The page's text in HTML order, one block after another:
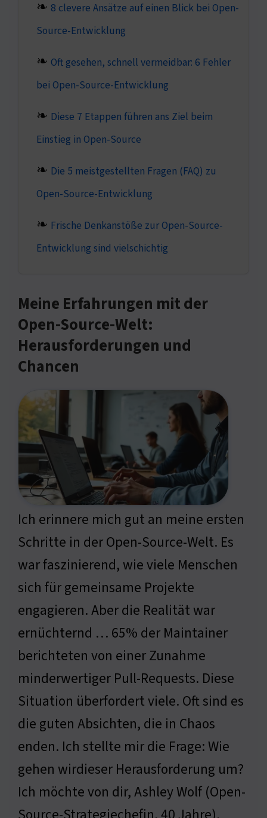
8 clevere Ansätze auf einen Blick bei Open-
Source-Entwicklung
Oft gesehen, schnell vermeidbar: 6 Fehler
bei Open-Source-Entwicklung
Diese 7 Etappen führen ans Ziel beim
Einstieg in Open-Source
Die 5 meistgestellten Fragen (FAQ) zu
Open-Source-Entwicklung
Frische Denkanstöße zur Open-Source-
Entwicklung sind vielschichtig
Meine Erfahrungen mit der
Open-Source-Welt:
Herausforderungen und
Chancen
Ich erinnere mich gut an meine ersten
Schritte in der Open-Source-Welt. Es
war faszinierend, wie viele Menschen
sich für gemeinsame Projekte
engagieren. Aber die Realität war
ernüchternd … 65% der Maintainer
berichteten von einer Zunahme
minderwertiger Pull-Requests. Diese
Situation überfordert viele. Oft sind es
die guten Absichten, die in Chaos
enden. Ich stellte mir die Frage: Wie
gehen wirdieser Herausforderung um?
Ich möchte von dir, Ashley Wolf (Open-